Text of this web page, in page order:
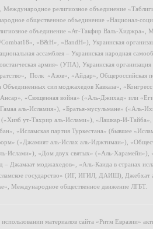
религиозное объединение
общественное объединение «Национал-
объединение «Ат-Такфир Валь-Хиджра»,
«B&H», «BandH»), Украинская
ассамблея – Украинская народная
армия» (УПА), Украинская
Полк «Азов», «Айдар», Общероссийская
сил моджахедов Кавказа», «Конгресс
«Священная война» («Аль-Джихад» или
аль-Исламия»), «Братья-мусульмане» («Аль-
(«Хизб ут-Тахрир аль-Ислами»), «Лашкар-И-
«Исламская партия Туркестана» (бывшее
(«Джамият аль-Ислах аль-Иджтимаи»),
Ислами»), «Дом двух святых» («Аль-
Джамаат моджахедов», «Аль-Каида в странах
государство» (ИГ, ИГИЛ, ДАИШ), Джебхат
Международное общественное движение ЛГБТ.
материалов сайта «Ритм Евразии»